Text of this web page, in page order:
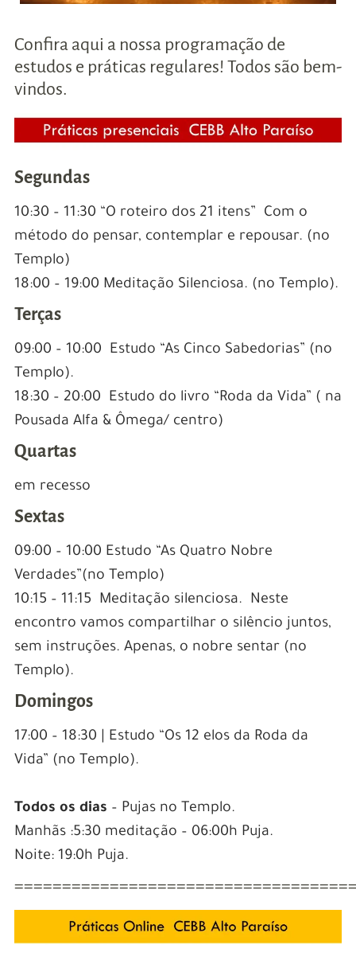
Confira aqui a nossa programação de
estudos e práticas regulares! Todos são bem-
vindos.
Segundas
10:30 – 11:30 “O roteiro dos 21 itens” Com o
método do pensar, contemplar e repousar. (no
Templo)
18:00 – 19:00 Meditação Silenciosa. (no Templo).
Terças
09:00 – 10:00 Estudo “As Cinco Sabedorias” (no
Templo).
18:30 – 20:00 Estudo do livro “Roda da Vida” ( na
Pousada Alfa & Ômega/ centro)
Quartas
em recesso
Sextas
09:00 – 10:00 Estudo “As Quatro Nobre
Verdades”(no Templo)
10:15 – 11:15 Meditação silenciosa. Neste
encontro vamos compartilhar o silêncio juntos,
sem instruções. Apenas, o nobre sentar (no
Templo).
Domingos
17:00 – 18:30 | Estudo “Os 12 elos da Roda da
Vida” (no Templo).
Todos os dias – Pujas no Templo.
Manhãs :5:30 meditação – 06:00h Puja.
Noite: 19:0h Puja.